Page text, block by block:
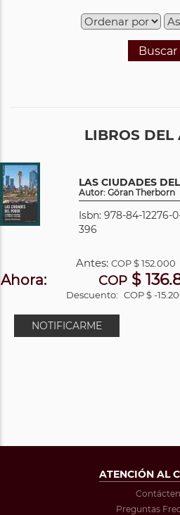
Buscar
LIBROS DEL
LAS CIUDADES
Autor: Göran Therborn
Isbn: 978-84-12276-
396
Antes:COP$ 152.000
Ahora: COP$
Descuento: COP $ -
NOTIFICARME
ATENCIÓN AL
Preguntas